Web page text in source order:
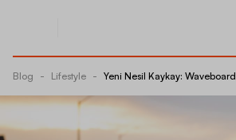
Blog - Lifestyle - Yeni Nesil Kaykay: Waveboard